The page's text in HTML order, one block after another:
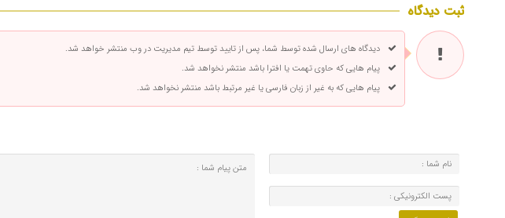
ثبت دیدگاه
دیدگاه های ارسال شده توسط شما، پس از تایید توسط تیم مدیریت در وب منتشر خواهد شد.
پیام هایی که حاوی تهمت یا افترا باشد منتشر نخواهد شد.
پیام هایی که به غیر از زبان فارسی یا غیر مرتبط باشد منتشر نخواهد شد.